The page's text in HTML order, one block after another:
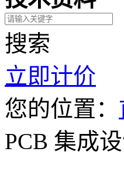
搜索
立即计价
您的位置：
PCB 集成